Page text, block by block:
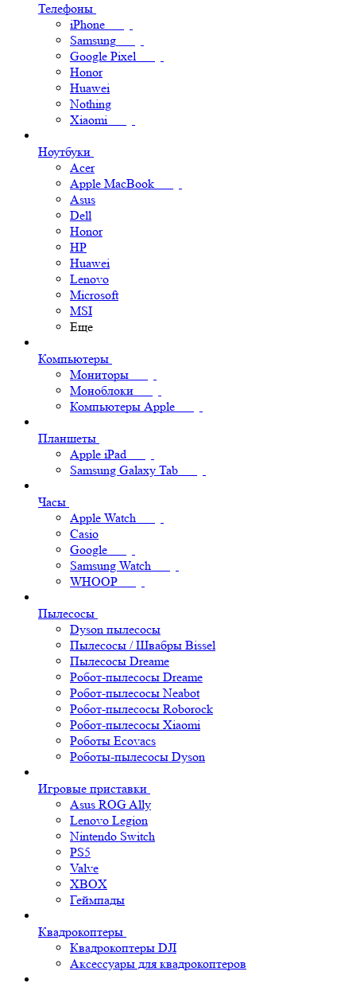
Телефоны
iPhone
Samsung
Google Pixel
Honor
Huawei
Nothing
Xiaomi
Ноутбуки
Acer
Apple MacBook
Asus
Dell
Honor
HP
Huawei
Lenovo
Microsoft
MSI
Еще
Компьютеры
Мониторы
Моноблоки
Компьютеры Apple
Планшеты
Apple iPad
Samsung Galaxy Tab
Часы
Apple Watch
Casio
Google
Samsung Watch
WHOOP
Пылесосы
Dyson пылесосы
Пылесосы / Швабры Bissel
Пылесосы Dreame
Робот-пылесосы Dreame
Робот-пылесосы Neabot
Робот-пылесосы Roborock
Робот-пылесосы Xiaomi
Роботы Ecovacs
Роботы-пылесосы Dyson
Игровые приставки
Asus ROG Ally
Lenovo Legion
Nintendo Switch
PS5
Valve
XBOX
Геймпады
Квадрокоптеры
Квадрокоптеры DJI
Аксессуары для квадрокоптеров